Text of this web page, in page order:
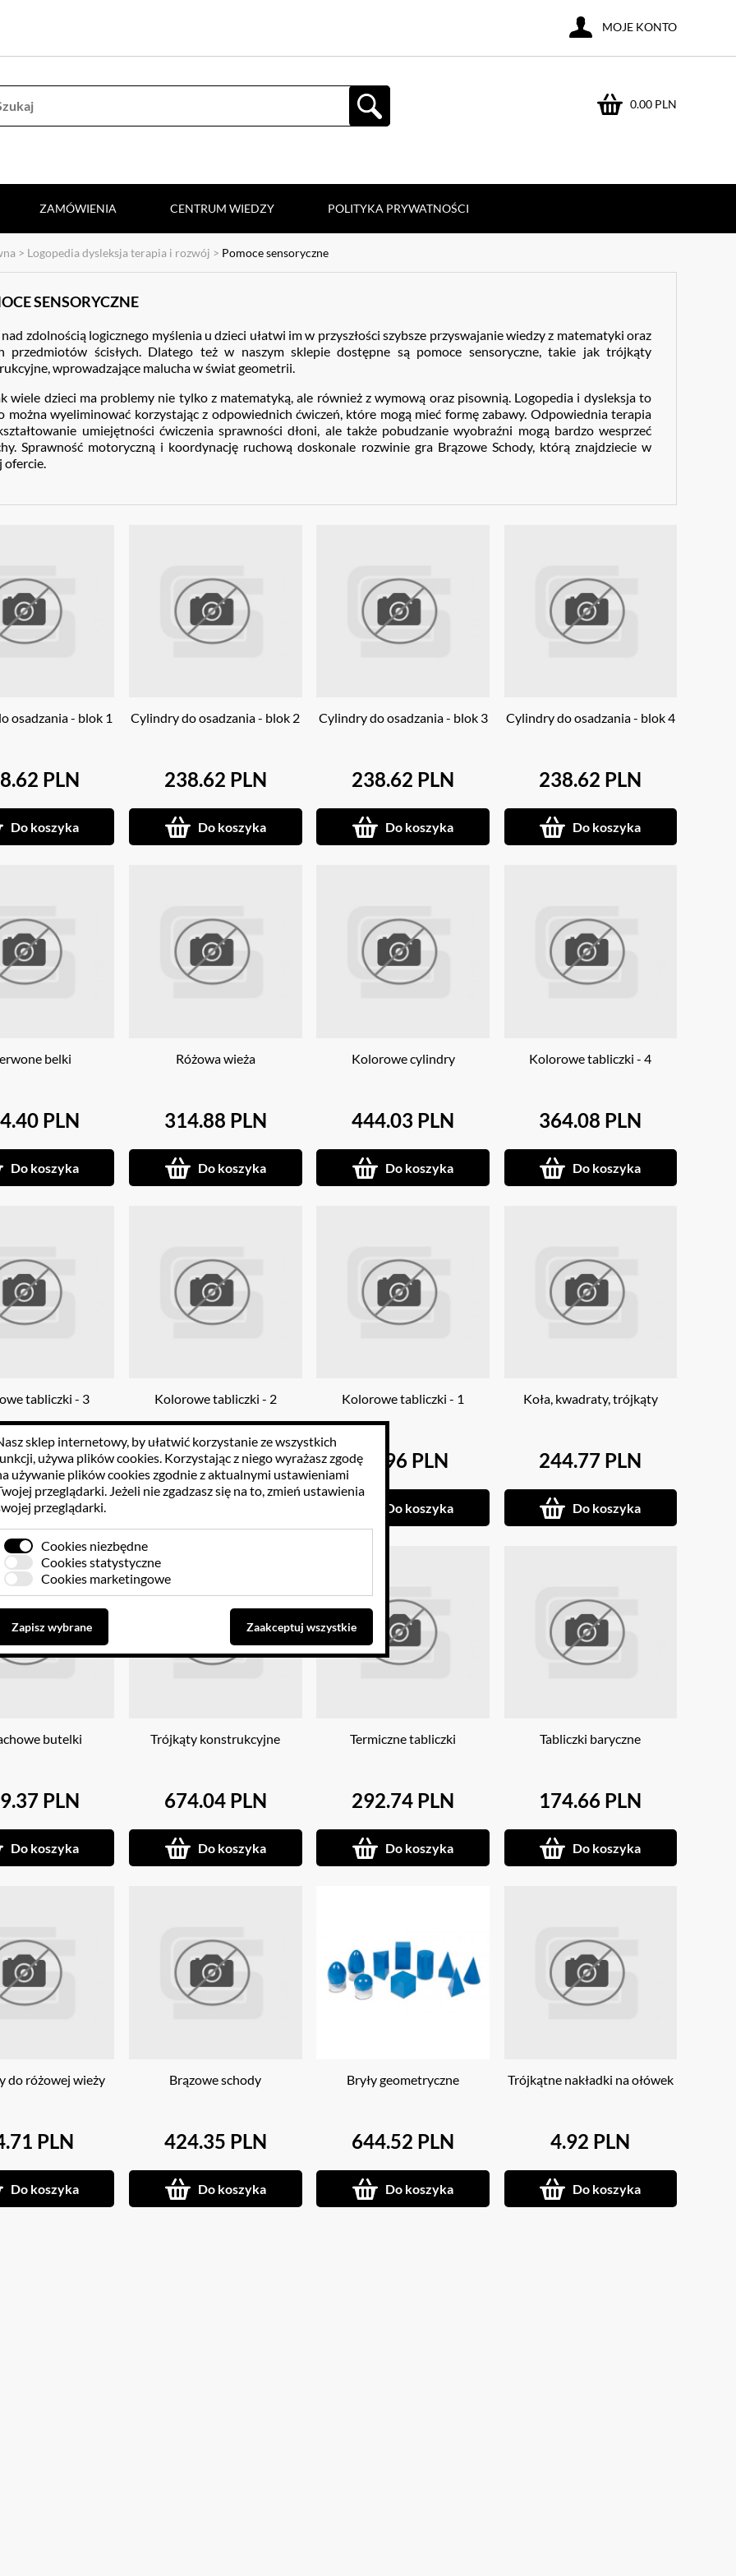
0.00 PLN
MOJE KONTO
ZAMÓWIENIA CENTRUM WIEDZY POLITYKA PRYWATNOŚCI
> Logopedia dysleksja terapia i rozwój > Pomoce sensoryczne
SENSORYCZNE
nad zdolnością logicznego myślenia u dzieci ułatwi im w przyszłości szybsze przyswajanie wiedzy z matematyki oraz
przedmiotów ścisłych. Dlatego też w naszym sklepie dostępne są pomoce sensoryczne, takie jak trójkąty
wprowadzające malucha w świat geometrii.
wiele dzieci ma problemy nie tylko z matematyką, ale również z wymową oraz pisownią. Logopedia i dysleksja to
można wyeliminować korzystając z odpowiednich ćwiczeń, które mogą mieć formę zabawy. Odpowiednia terapia
umiejętności ćwiczenia sprawności dłoni, ale także pobudzanie wyobraźni mogą bardzo wesprzeć
Sprawność motoryczną i koordynację ruchową doskonale rozwinie gra Brązowe Schody, którą znajdziecie w
ofercie.
osadzania - blok 1
PLN
Do koszyka
Cylindry do osadzania - blok 2
238.62 PLN
Do koszyka
Cylindry do osadzania - blok 3
238.62 PLN
Do koszyka
Cylindry do osadzania - blok 4
238.62 PLN
Do koszyka
belki
PLN
Do koszyka
Różowa wieża
314.88 PLN
Do koszyka
Kolorowe cylindry
444.03 PLN
Do koszyka
Kolorowe tabliczki - 4
364.08 PLN
Do koszyka
tabliczki - 3
PLN
Do koszyka
Kolorowe tabliczki - 2
158.67 PLN
Kolorowe tabliczki - 1
63.96 PLN
Do koszyka
Koła, kwadraty, trójkąty
244.77 PLN
Do koszyka
butelki
PLN
Do koszyka
Trójkąty konstrukcyjne
674.04 PLN
Do koszyka
Termiczne tabliczki
292.74 PLN
Do koszyka
Tabliczki baryczne
174.66 PLN
Do koszyka
do różowej wieży
PLN
Do koszyka
Brązowe schody
424.35 PLN
Do koszyka
Bryły geometryczne
644.52 PLN
Do koszyka
Trójkątne nakładki na ołówek
4.92 PLN
Do koszyka
sklep internetowy, by ułatwić korzystanie ze wszystkich
używa plików cookies . Korzystając z niego wyrażasz zgodę
używanie plików cookies zgodnie z aktualnymi ustawieniami
przeglądarki. Jeżeli nie zgadzasz się na to, zmień ustawienia
przeglądarki.
Cookies niezbędne
Cookies statystyczne
Cookies marketingowe
Zapisz wybrane Zaakceptuj wszystkie